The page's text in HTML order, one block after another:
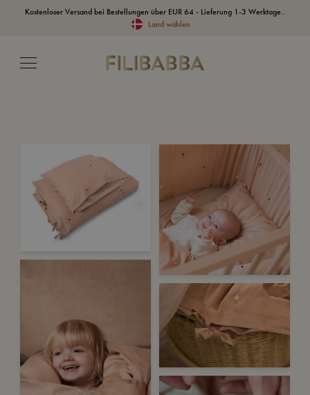
Kostenloser Versand bei Bestellungen über EUR 64 - Lieferung 1-3 Werktage..
Land wählen